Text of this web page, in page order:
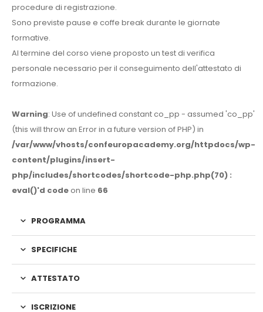
procedure di registrazione.
Sono previste pause e coffe break durante le giornate
formative.
Al termine del corso viene proposto un test di verifica
personale necessario per il conseguimento dell'attestato di
formazione.
Warning: Use of undefined constant co_pp - assumed 'co_pp'
(this will throw an Error in a future version of PHP) in
/var/www/vhosts/confeuropacademy.org/httpdocs/wp-
content/plugins/insert-
php/includes/shortcodes/shortcode-php.php(70) :
eval()'d code on line 66
PROGRAMMA
SPECIFICHE
ATTESTATO
ISCRIZIONE